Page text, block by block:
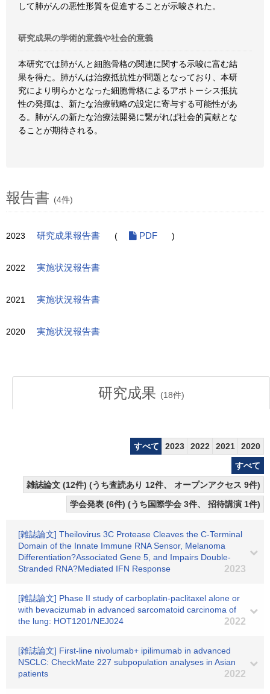
して肺がんの悪性形質を促進することが示唆された。
研究成果の学術的意義や社会的意義
本研究では肺がんと細胞骨格の関連に関する示唆に富む結
果を得た。肺がんは治療抵抗性が問題となっており、本研
究により明らかとなった細胞骨格によるアポトーシス抵抗
性の発揮は、新たな治療戦略の設定に寄与する可能性があ
る。肺がんの新たな治療法開発に繋がれば社会的貢献とな
ることが期待される。
報告書 (4件)
2023 研究成果報告書 ( PDF )
2022 実施状況報告書
2021 実施状況報告書
2020 実施状況報告書
研究成果 (18件)
すべて 2023 2022 2021
2020
すべて
雑誌論文 (12件) (うち査読あり 12件、 オープンアクセス 9件)
学会発表 (6件) (うち国際学会 3件、 招待講演 1件)
[雑誌論文] Theilovirus 3C Protease Cleaves the C-Terminal
Domain of the Innate Immune RNA Sensor, Melanoma
Differentiation?Associated Gene 5, and Impairs Double-
Stranded RNA?Mediated IFN Response
2023
[雑誌論文] Phase II study of carboplatin-paclitaxel alone or
with bevacizumab in advanced sarcomatoid carcinoma of
the lung: HOT1201/NEJ024
2022
[雑誌論文] First-line nivolumab+ ipilimumab in advanced
NSCLC: CheckMate 227 subpopulation analyses in Asian
patients
2022